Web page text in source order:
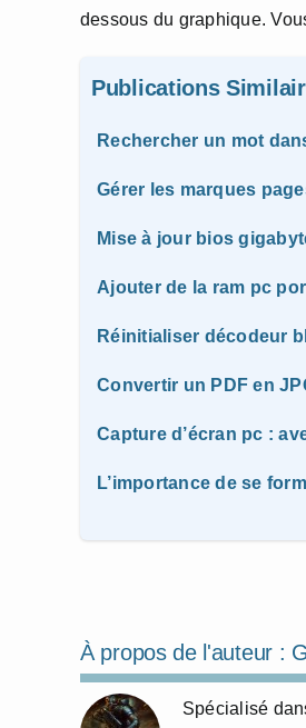
dessous du graphique.
Publications
Rechercher un mot
Gérer les marques
Mise à jour bios
Ajouter de la ram pc
Réinitialiser décodeur
Convertir un PDF en
Capture d’écran pc :
L’importance de se
À propos de l'auteur :
Spécialisé